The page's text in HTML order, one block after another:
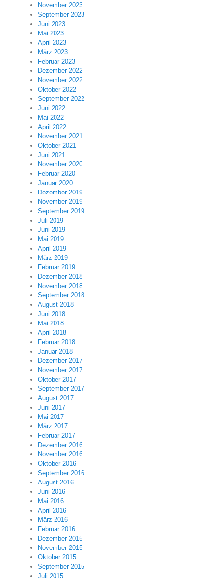
November 2023
September 2023
Juni 2023
Mai 2023
April 2023
März 2023
Februar 2023
Dezember 2022
November 2022
Oktober 2022
September 2022
Juni 2022
Mai 2022
April 2022
November 2021
Oktober 2021
Juni 2021
November 2020
Februar 2020
Januar 2020
Dezember 2019
November 2019
September 2019
Juli 2019
Juni 2019
Mai 2019
April 2019
März 2019
Februar 2019
Dezember 2018
November 2018
September 2018
August 2018
Juni 2018
Mai 2018
April 2018
Februar 2018
Januar 2018
Dezember 2017
November 2017
Oktober 2017
September 2017
August 2017
Juni 2017
Mai 2017
März 2017
Februar 2017
Dezember 2016
November 2016
Oktober 2016
September 2016
August 2016
Juni 2016
Mai 2016
April 2016
März 2016
Februar 2016
Dezember 2015
November 2015
Oktober 2015
September 2015
Juli 2015